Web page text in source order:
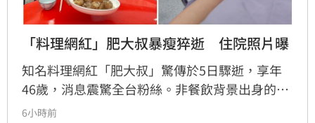
「料理網紅」肥大叔暴瘦猝逝　住院照片曝
知名料理網紅「肥大叔」驚傳於5日驟逝，享年
46歲，消息震驚全台粉絲。非餐飲背景出身的
他，憑藉親切教學與拚勁，將直播事業經營得有
6小時前